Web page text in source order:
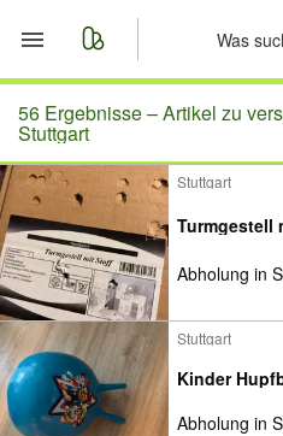
Start
Merkliste
Nachrichten
Anzeige aufgeben
56 Ergebnisse –Artikel zu
Stuttgart
Stuttgart
Turmgestell
Abholung in
Stuttgart
Kinder
Abholung in